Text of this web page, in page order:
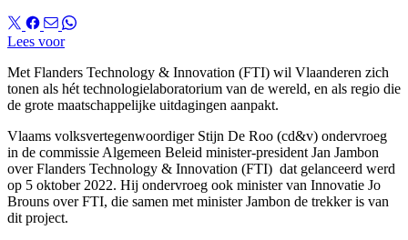
Lees voor
Met Flanders Technology & Innovation (FTI) wil Vlaanderen zich
tonen als hét technologielaboratorium van de wereld, en als regio die
de grote maatschappelijke uitdagingen aanpakt.
Vlaams volksvertegenwoordiger Stijn De Roo (cd&v) ondervroeg
in de commissie Algemeen Beleid minister-president Jan Jambon
over Flanders Technology & Innovation (FTI) dat gelanceerd werd
op 5 oktober 2022. Hij ondervroeg ook minister van Innovatie Jo
Brouns over FTI, die samen met minister Jambon de trekker is van
dit project.